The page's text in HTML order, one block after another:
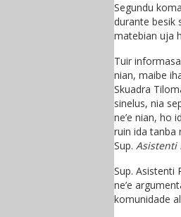
Segundu
durante besik
matebian uja
Tuir
nian, maibe
Skuadra
sinelus, nia
ne’e nian, ho
ruin ida tanba
Sup. Asistenti
Sup. Asistenti
ne’e
komunidade